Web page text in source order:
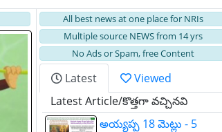
All best news at one place for NRIs
Multiple source NEWS from 14 yrs
No Ads or Spam, free Content
Latest
Viewed
Latest Article/కొత్తగా వచ్చినవి
అయ్యప్ప 18 మెట్లు - 5